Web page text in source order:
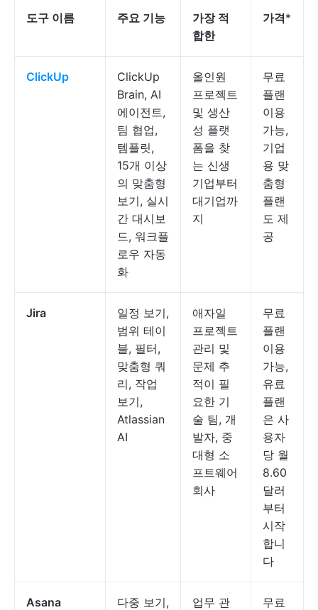
도구 이름 주요 기능
가장 적
합한
가격*
ClickUp
ClickUp
Brain, AI
에이전트,
팀 협업,
템플릿,
15개 이상
의 맞춤형
보기, 실시
간 대시보
드, 워크플
로우 자동
화
올인원
프로젝트
및 생산
성 플랫
폼을 찾
는 신생
기업부터
대기업까
지
무료
플랜
이용
가능,
기업
용 맞
춤형
플랜
도 제
공
Jira
일정 보기,
범위 테이
블, 필터,
맞춤형 쿼
리, 작업
보기,
Atlassian
AI
애자일
프로젝트
관리 및
문제 추
적이 필
요한 기
술 팀, 개
발자, 중
대형 소
프트웨어
회사
무료
플랜
이용
가능,
유료
플랜
은 사
용자
당 월
8.60
달러
부터
시작
합니
다
Asana
다중 보기,
업무 관
무료